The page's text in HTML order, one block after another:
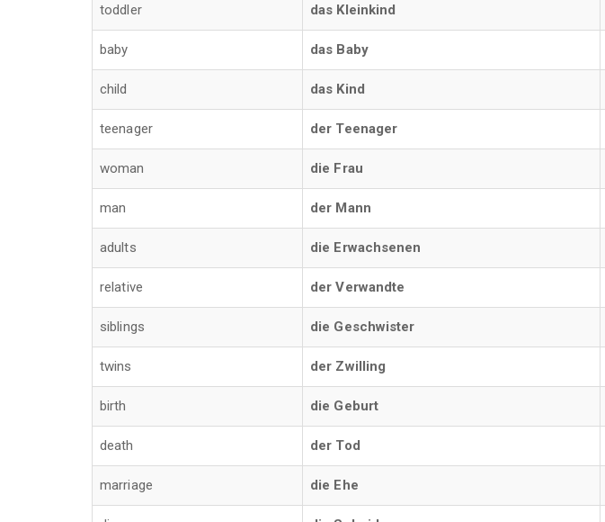
toddler das Kleinkind
baby das Baby
child das Kind
teenager der Teenager
woman die Frau
man der Mann
adults die Erwachsenen
relative der Verwandte
siblings die Geschwister
twins der Zwilling
birth die Geburt
death der Tod
marriage die Ehe